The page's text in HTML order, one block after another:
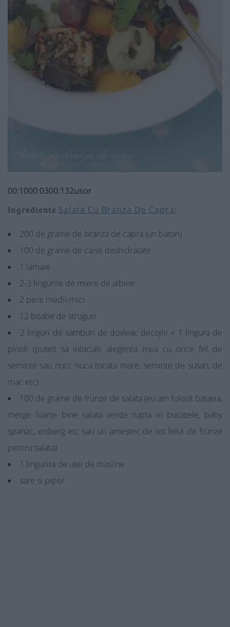
00:1000:0300:132usor
Ingrediente Salata Cu Branza De Capra:
200 de grame de branza de capra (un baton)
100 de grame de caise deshidratate
1 lamaie
2-3 lingurite de miere de albine
2 pere medii-mici
12 boabe de struguri
2 linguri de samburi de dovleac decojiti + 1 lingura de
pinoli (puteti sa inlocuiti alegerea mea cu orice fel de
seminte sau nuci: nuca tocata mare, seminte de susan, de
mac etc)
100 de grame de frunze de salata (eu am folosit batavia,
merge foarte bine salata verde rupta in bucatele, baby
spanac, eisberg etc sau un amestec de tot felul de frunze
petnru salata)
1 lingurita de ulei de masline
sare si piper